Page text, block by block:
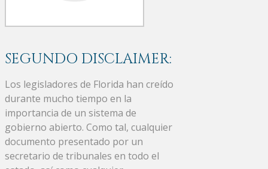
SEGUNDO DISCLAIMER:
Los legisladores de Florida han creído
durante mucho tiempo en la
importancia de un sistema de
gobierno abierto. Como tal, cualquier
documento presentado por un
secretario de tribunales en todo el